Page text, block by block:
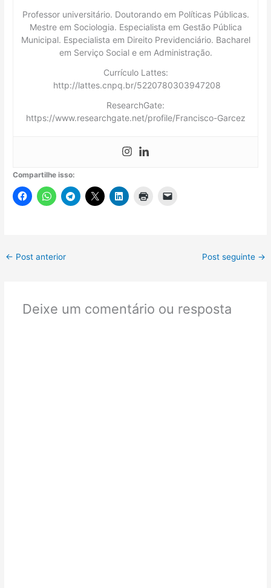
Professor universitário. Doutorando em Políticas Públicas.
Mestre em Sociologia. Especialista em Gestão Pública
Municipal. Especialista em Direito Previdenciário. Bacharel
em Serviço Social e em Administração.
Currículo Lattes:
http://lattes.cnpq.br/5220780303947208
ResearchGate:
https://www.researchgate.net/profile/Francisco-Garcez
Compartilhe isso:
← Post anterior Post seguinte →
Deixe um comentário ou resposta